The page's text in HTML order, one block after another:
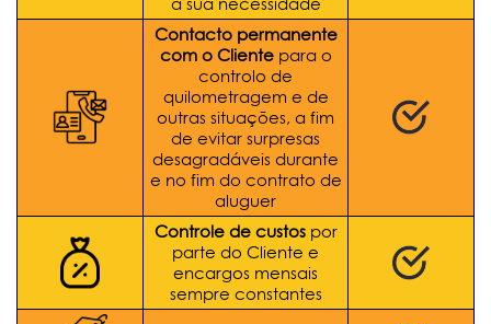
Contacto permanente
com o Clientepara o
controlo de
quilometragem e de
outras situações, a fim
de evitar surpresas
desagradáveis durante
e no fim do contrato de
aluguer
Controle de custospor
parte do Cliente e
encargos mensais
sempre constantes